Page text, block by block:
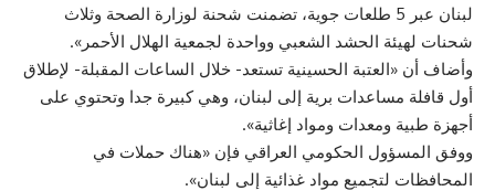
لبنان عبر 5 طلعات جوية، تضمنت شحنة لوزارة الصحة وثلاث
شحنات لهيئة الحشد الشعبي وواحدة لجمعية الهلال الأحمر».
وأضاف أن «العتبة الحسينية تستعد- خلال الساعات المقبلة- لإطلاق
أول قافلة مساعدات برية إلى لبنان، وهي كبيرة جدا وتحتوي على
أجهزة طبية ومعدات ومواد إغاثية».
ووفق المسؤول الحكومي العراقي فإن «هناك حملات في
المحافظات لتجميع مواد غذائية إلى لبنان».